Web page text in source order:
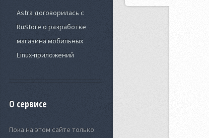
Astra договорилась с
RuStore о разработке
магазина мобильных
Linux-приложений
О сервисе
Пока на этом сайте только